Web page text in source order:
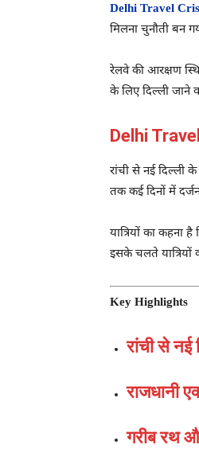
Delhi Travel
मिलना चुनौती बन
रेलवे की आरक्षण
के लिए दिल्ली जाने
Delhi Travel
रांची से नई दिल्ली
तक कई दिनों में
यात्रियों का
इसके चलते यात्रियों
Key Highlights
रांची से नई
राजधानी
गरीब रथ